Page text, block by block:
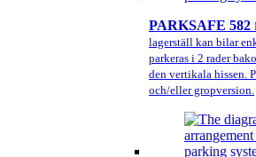
PARKSAFE 582
lagerställ kan bilar
parkeras i 2 rader
den vertikala hissen.
och/eller gropversion.